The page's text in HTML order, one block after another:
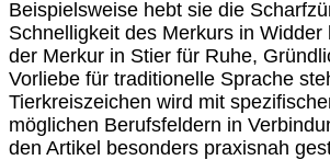
Beispielsweise hebt sie die
Schnelligkeit des Merkurs in Widder
der Merkur in Stier für Ruhe,
Vorliebe für traditionelle Sprache
Tierkreiszeichen wird mit
möglichen Berufsfeldern in
den Artikel besonders praxisnah